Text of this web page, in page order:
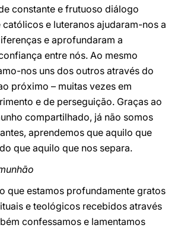
constante e frutuoso diálogo
e luteranos ajudaram-nos a
e aprofundaram a
entre nós. Ao mesmo
nos uns dos outros através do
próximo – muitas vezes em
e de perseguição. Graças ao
compartilhado, já não somos
aprendemos que aquilo que
que aquilo que nos separa.
que estamos profundamente gratos
e teológicos recebidos através
confessamos e lamentamos